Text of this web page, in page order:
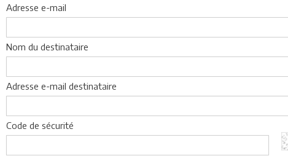
Adresse e-mail
Nom du destinataire
Adresse e-mail destinataire
Code de sécurité